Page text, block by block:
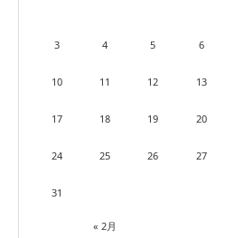
« 2月
3 4 5 6
10 11 12 13
17 18 19 20
24 25 26 27
31